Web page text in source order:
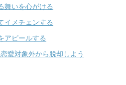
舞いを心がける
イメチェンする
アピールする
愛対象外から脱却しよう